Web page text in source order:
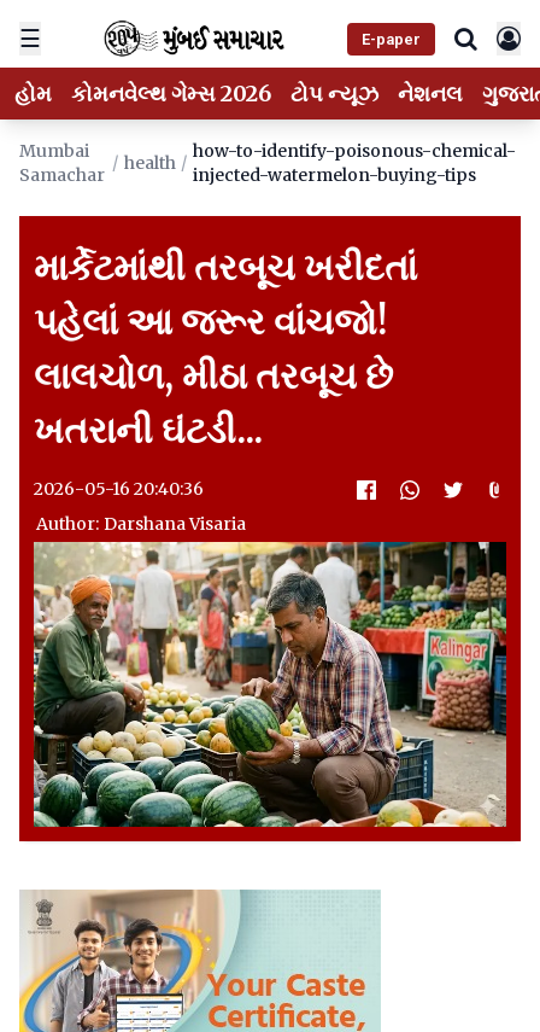
☰ E-paper
હોમ કોમનવેલ્થ ગેમ્સ 2026 ટોપ ન્યૂઝ નેશનલ
Mumbai
Samachar
/ health /
how-to-identify-poisonous-chemical-
injected-watermelon-buying-tips
માર્કેટમાંથી તરબૂચ ખરીદતાં
પહેલાં આ જરૂર વાંચજો!
લાલચોળ, મીઠા તરબૂચ છે
ખતરાની ઘંટડી...
2026-05-16 20:40:36
Author: Darshana Visaria